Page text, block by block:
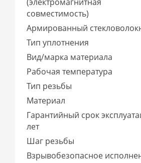
совместимость)
Армированный
Тип уплотнения
Вид/марка материала
Рабочая температура
Тип резьбы
Материал
Гарантийный срок
лет
Шаг резьбы
Взрывобезопасное